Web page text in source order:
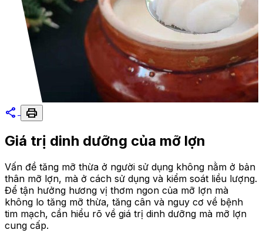
share print
Giá trị dinh dưỡng của mỡ lợn
Vấn đề tăng mỡ thừa ở người sử dụng không nằm ở bản
thân mỡ lợn, mà ở cách sử dụng và kiểm soát liều lượng.
Để tận hưởng hương vị thơm ngon của mỡ lợn mà
không lo tăng mỡ thừa, tăng cân và nguy cơ về bệnh
tim mạch, cần hiểu rõ về giá trị dinh dưỡng mà mỡ lợn
cung cấp.